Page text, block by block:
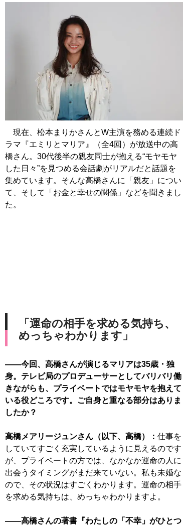
現在、松本まりかさんとW主演を務める連続ド
ラマ『エミリとマリア』（全4回）が放送中の高
橋さん。30代後半の親友同士が抱える“モヤモヤ
した日々”を見つめる会話劇がリアルだと話題を
集めています。そんな高橋さんに「親友」につい
て、そして「お金と幸せの関係」などを聞きまし
た。
「運命の相手を求める気持ち、
めっちゃわかります」
――今回、高橋さんが演じるマリアは35歳・独
身。テレビ局のプロデューサーとしてバリバリ働
きながらも、プライベートではモヤモヤを抱えて
いる役どころです。ご自身と重なる部分はありま
したか？
高橋メアリージュンさん（以下、高橋）： 仕事を
していてすごく充実しているように見えるのです
が、プライベートの方では、なかなか運命の人に
出会うタイミングがまだ来ていない。私も未婚な
ので、その状況はすごくわかります。運命の相手
を求める気持ちは、めっちゃわかりますよ。
――高橋さんの著書『わたしの「不幸」がひとつ